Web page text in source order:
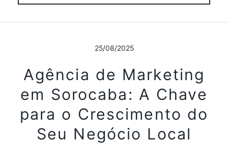
25/08/2025
Agência de Marketing
em Sorocaba: A Chave
para o Crescimento do
Seu Negócio Local